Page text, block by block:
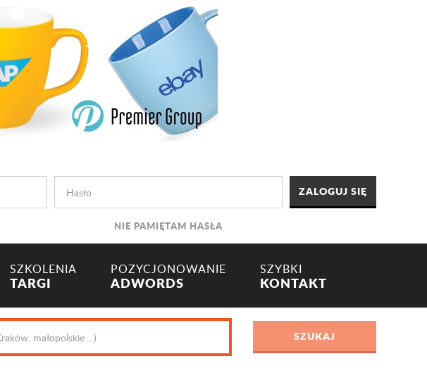
NIE PAMIĘTAM HASŁA
SZKOLENIA
TARGI
POZYCJONOWANIE
ADWORDS
SZYBKI
KONTAKT